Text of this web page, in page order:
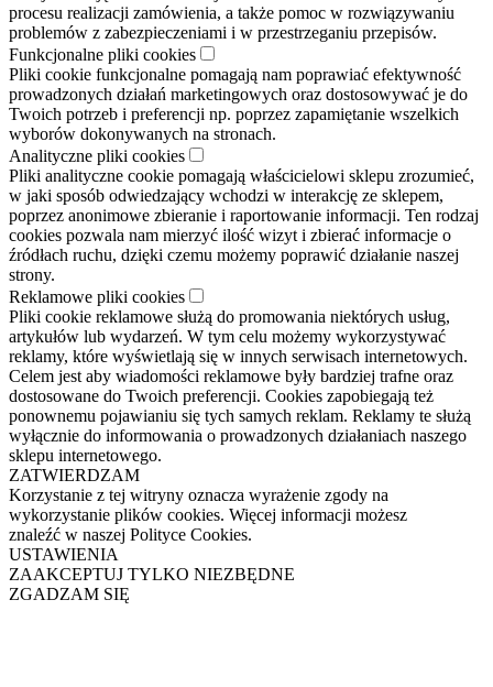
procesu realizacji zamówienia, a także pomoc w rozwiązywaniu
problemów z zabezpieczeniami i w przestrzeganiu przepisów.
Funkcjonalne pliki cookies
Pliki cookie funkcjonalne pomagają nam poprawiać efektywność
prowadzonych działań marketingowych oraz dostosowywać je do
Twoich potrzeb i preferencji np. poprzez zapamiętanie wszelkich
wyborów dokonywanych na stronach.
Analityczne pliki cookies
Pliki analityczne cookie pomagają właścicielowi sklepu zrozumieć,
w jaki sposób odwiedzający wchodzi w interakcję ze sklepem,
poprzez anonimowe zbieranie i raportowanie informacji. Ten rodzaj
cookies pozwala nam mierzyć ilość wizyt i zbierać informacje o
źródłach ruchu, dzięki czemu możemy poprawić działanie naszej
strony.
Reklamowe pliki cookies
Pliki cookie reklamowe służą do promowania niektórych usług,
artykułów lub wydarzeń. W tym celu możemy wykorzystywać
reklamy, które wyświetlają się w innych serwisach internetowych.
Celem jest aby wiadomości reklamowe były bardziej trafne oraz
dostosowane do Twoich preferencji. Cookies zapobiegają też
ponownemu pojawianiu się tych samych reklam. Reklamy te służą
wyłącznie do informowania o prowadzonych działaniach naszego
sklepu internetowego.
ZATWIERDZAM
Korzystanie z tej witryny oznacza wyrażenie zgody na
wykorzystanie plików cookies. Więcej informacji możesz
znaleźć w naszej Polityce Cookies.
USTAWIENIA
ZAAKCEPTUJ TYLKO NIEZBĘDNE
ZGADZAM SIĘ